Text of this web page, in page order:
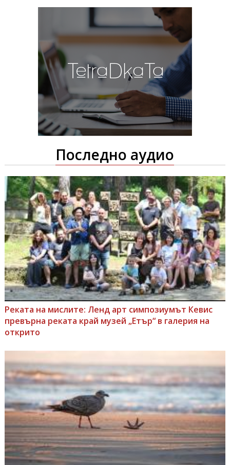
Последно аудио
Реката на мислите: Ленд арт симпозиумът Кевис
превърна реката край музей „Етър“ в галерия на
открито